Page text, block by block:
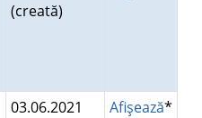
(creată)
03.06.2021
Afişează*